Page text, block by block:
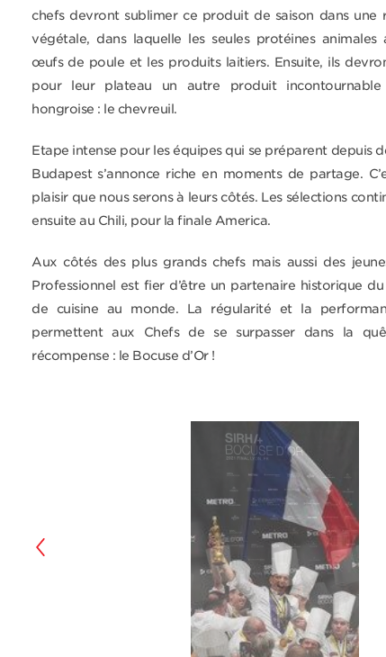
chefs devront sublimer ce produit de saison dans une
végétale, dans laquelle les seules protéines animales
œufs de poule et les produits laitiers. Ensuite, ils
pour leur plateau un autre produit
hongroise : le chevreuil.
Etape intense pour les équipes qui se préparent depuis
Budapest s’annonce riche en moments de partage.
plaisir que nous serons à leurs côtés. Les sélections
ensuite au Chili, pour la finale America.
Aux côtés des plus grands chefs mais aussi des
Professionnel est fier d’être un partenaire historique
de cuisine au monde. La régularité et la
permettent aux Chefs de se surpasser dans la
récompense : le Bocuse d’Or !